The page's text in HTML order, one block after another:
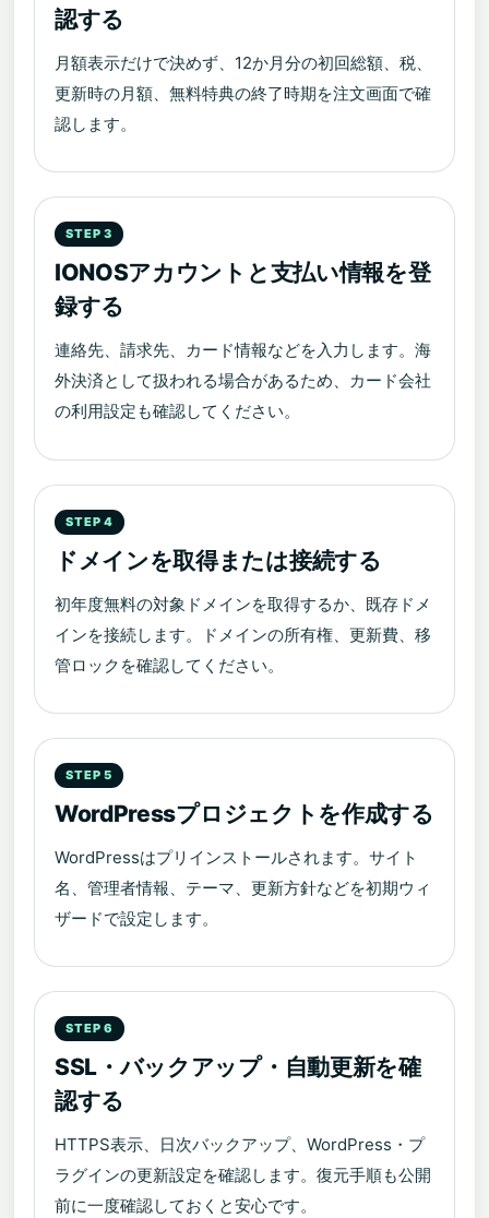
認する
月額表示だけで決めず、12か月分の初回総額、税、
更新時の月額、無料特典の終了時期を注文画面で確
認します。
IONOSアカウントと支払い情報を登
録する
連絡先、請求先、カード情報などを入力します。海
外決済として扱われる場合があるため、カード会社
の利用設定も確認してください。
ドメインを取得または接続する
初年度無料の対象ドメインを取得するか、既存ドメ
インを接続します。ドメインの所有権、更新費、移
管ロックを確認してください。
WordPressプロジェクトを作成する
WordPressはプリインストールされます。サイト
名、管理者情報、テーマ、更新方針などを初期ウィ
ザードで設定します。
SSL・バックアップ・自動更新を確
認する
HTTPS表示、日次バックアップ、WordPress・プ
ラグインの更新設定を確認します。復元手順も公開
前に一度確認しておくと安心です。